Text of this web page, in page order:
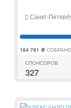
Санкт-
184 781 c СОБРАНО
СПОНСОРОВ
327